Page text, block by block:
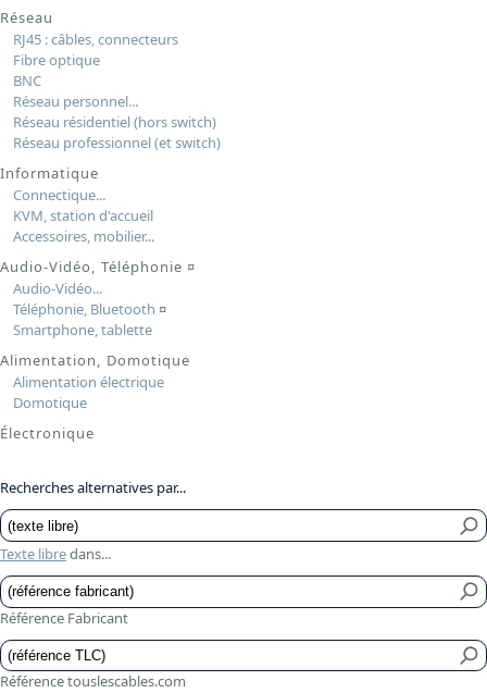
Réseau
RJ45 : câbles, connecteurs
Fibre optique
BNC
Réseau personnel...
Réseau résidentiel (hors switch)
Réseau professionnel (et switch)
Informatique
Connectique...
KVM, station d'accueil
Accessoires, mobilier...
Audio-Vidéo, Téléphonie ¤
Audio-Vidéo...
Téléphonie, Bluetooth ¤
Smartphone, tablette
Alimentation, Domotique
Alimentation électrique
Domotique
Électronique
Recherches alternatives par...
Texte libredans...
Référence Fabricant
Référence touslescables.com